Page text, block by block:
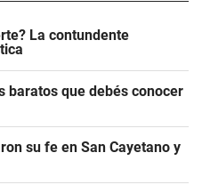
La contundente
baratos que debés conocer
su fe en San Cayetano y